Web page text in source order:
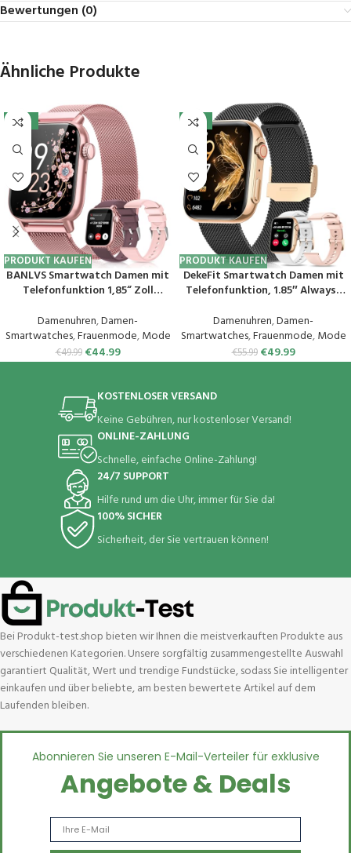
Bewertungen (0)
Ähnliche Produkte
-10%
PRODUKT KAUFEN
BANLVS Smartwatch Damen mit
Telefonfunktion 1,85“ Zoll
Herzfrequenz, Schlafmonitor,
Menstruationszyklus, IP68
wasserdichte Sportuhr für iOS
und Android (Rosa)
Damenuhren,Damen-
Smartwatches,Frauenmode,Mode
€49.99 €44.99
-11%
PRODUKT KAUFEN
DekeFit Smartwatch Damen mit
Telefonfunktion, 1.85″ Always-
mit
Schlafmonitor/Herzfrequenz/Sp
O2, 120+ Sportuhr IP68
Wasserdicht für iOS Android
Damenuhren,Damen-
Smartwatches,Frauenmode,Mode
€55.99 €49.99
KOSTENLOSER VERSAND
Keine Gebühren, nur kostenloser Versand!
ONLINE-ZAHLUNG
Schnelle, einfache Online-Zahlung!
24/7 SUPPORT
Hilfe rund um die Uhr, immer für Sie da!
100% SICHER
Sicherheit, der Sie vertrauen können!
Bei Produkt-test.shop bieten wir Ihnen die meistverkauften Produkte aus
verschiedenen Kategorien. Unsere sorgfältig zusammengestellte Auswahl
garantiert Qualität, Wert und trendige Fundstücke, sodass Sie intelligenter
einkaufen und über beliebte, am besten bewertete Artikel auf dem
Laufenden bleiben.
Abonnieren Sie unseren E-Mail-Verteiler für exklusive
Angebote & Deals